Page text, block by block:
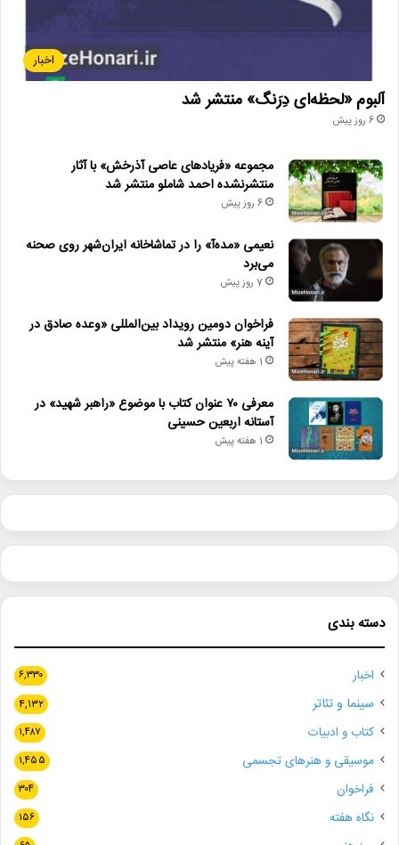
اخبار
آلبوم «لحظه‌ای دِرَنگ» منتشر شد
6 روز پیش
مجموعه «فریادهای عاصی آذرخش» با آثار
منتشرنشده احمد شاملو منتشر شد
6 روز پیش
نعیمی «مده‌آ» را در تماشاخانه ایران‌شهر روی صحنه
می‌برد
7 روز پیش
فراخوان دومین رویداد بین‌المللی «وعده صادق در
آینه هنر» منتشر شد
1 هفته پیش
معرفی ۷۰ عنوان کتاب با موضوع «راهبر شهید» در
آستانه اربعین حسینی
1 هفته پیش
دسته بندی
اخبار ۶,۳۳۰
سینما و تئاتر ۴,۱۳۲
کتاب و ادبیات ۱,۴۸۷
موسیقی و هنرهای تجسمی ۱,۴۵۵
فراخوان ۳۰۴
نگاه هفته ۱۵۶